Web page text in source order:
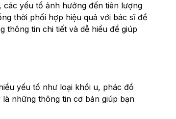
các yếu tố ảnh hưởng đến tiên lượng
thời phối hợp hiệu quả với bác sĩ để
thông tin chi tiết và dễ hiểu để giúp
yếu tố như loại khối u, phác đồ
những thông tin cơ bản giúp bạn